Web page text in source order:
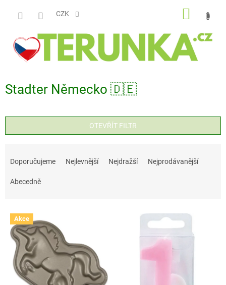
CZK
Stadter Německo 🇩🇪
OTEVŘÍT FILTR
a
p
Doporučujeme Nejlevnější Nejdražší Nejprodávanější
Abecedně
V
ý
p
Akce